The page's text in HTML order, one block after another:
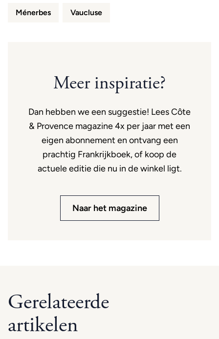
Ménerbes Vaucluse
Meer inspiratie?
Dan hebben we een suggestie! Lees Côte
& Provence magazine 4x per jaar met een
eigen abonnement en ontvang een
prachtig Frankrijkboek, of koop de
actuele editie die nu in de winkel ligt.
Naar het magazine
Gerelateerde
artikelen